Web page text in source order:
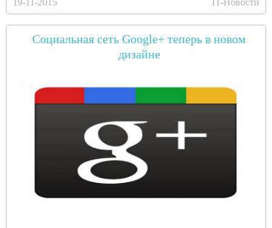
19-11-2015 IT-Новости
Социальная сеть Google+ теперь в новом
дизайне